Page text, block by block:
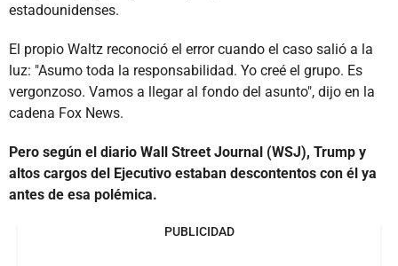
estadounidenses.
El propio Waltz reconoció el error cuando el caso salió a la
luz: "Asumo toda la responsabilidad. Yo creé el grupo. Es
vergonzoso. Vamos a llegar al fondo del asunto", dijo en la
cadena Fox News.
Pero según el diario Wall Street Journal (WSJ), Trump y
altos cargos del Ejecutivo estaban descontentos con él ya
antes de esa polémica.
PUBLICIDAD